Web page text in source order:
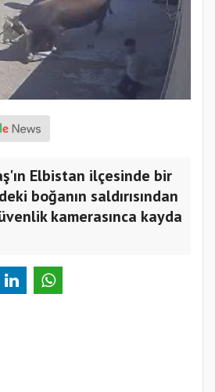
Elbistan ilçesinde bir
boğanın saldırısından
kamerasınca kayda